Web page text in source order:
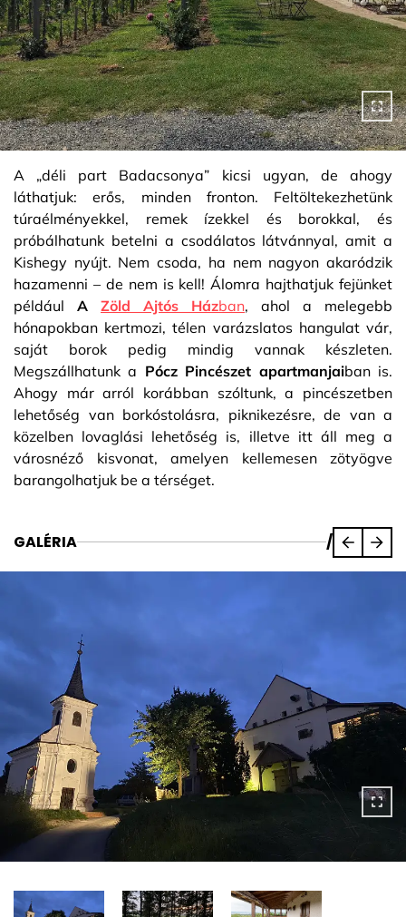
A „déli part Badacsonya” kicsi ugyan, de ahogy
láthatjuk: erős, minden fronton. Feltöltekezhetünk
túraélményekkel, remek ízekkel és borokkal, és
próbálhatunk betelni a csodálatos látvánnyal, amit a
Kishegy nyújt. Nem csoda, ha nem nagyon akaródzik
hazamenni – de nem is kell! Álomra hajthatjuk fejünket
például A Zöld Ajtós Házban, ahol a melegebb
hónapokban kertmozi, télen varázslatos hangulat vár,
saját borok pedig mindig vannak készleten.
Megszállhatunk a Pócz Pincészet apartmanjaiban is.
Ahogy már arról korábban szóltunk, a pincészetben
lehetőség van borkóstolásra, piknikezésre, de van a
közelben lovaglási lehetőség is, illetve itt áll meg a
városnéző kisvonat, amelyen kellemesen zötyögve
barangolhatjuk be a térséget.
GALÉRIA /